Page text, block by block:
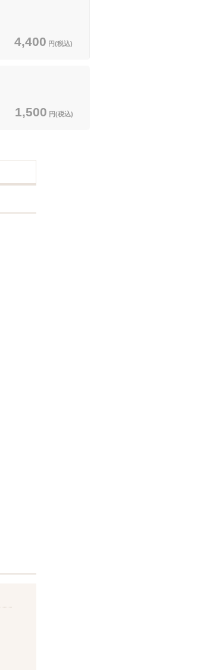
4,400 円(税込)
1,500 円(税込)